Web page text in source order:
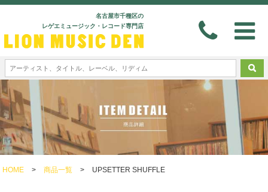
名古屋市千種区の
レゲエミュージック・レコード専門店
HOME > 商品一覧 > UPSETTER SHUFFLE